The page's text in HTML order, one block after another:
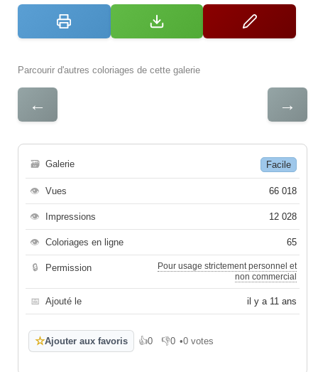
Parcourir d'autres coloriages de cette galerie
← →
🗃 Galerie Facile
👁 Vues 66 018
👁 Impressions 12 028
👁 Coloriages en ligne 65
🔒 Permission
Pour usage strictement personnel et
non commercial
📅 Ajouté le il y a 11 ans
☆Ajouter aux favoris 👍0
J'aime 👎0
Je n'aime pas
•0 votes